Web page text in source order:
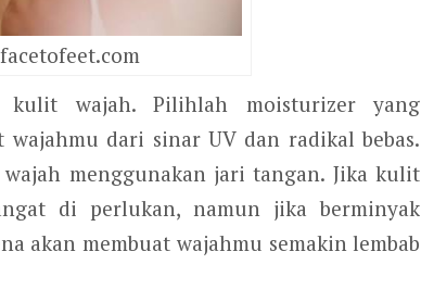
kulit wajah. Pilihlah moisturizer yang
dari sinar UV dan radikal bebas.
menggunakan jari tangan. Jika kulit
di perlukan, namun jika berminyak
akan membuat wajahmu semakin lembab